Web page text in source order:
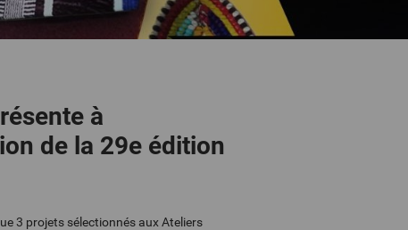
à
de la 29e édition
3 projets sélectionnés aux Ateliers